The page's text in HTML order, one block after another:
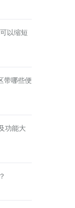
以缩短
带哪些便
功能大